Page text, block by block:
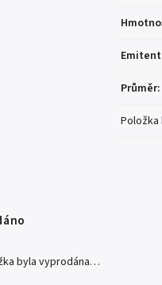
Emitent
Průměr:
byla vyprodána…